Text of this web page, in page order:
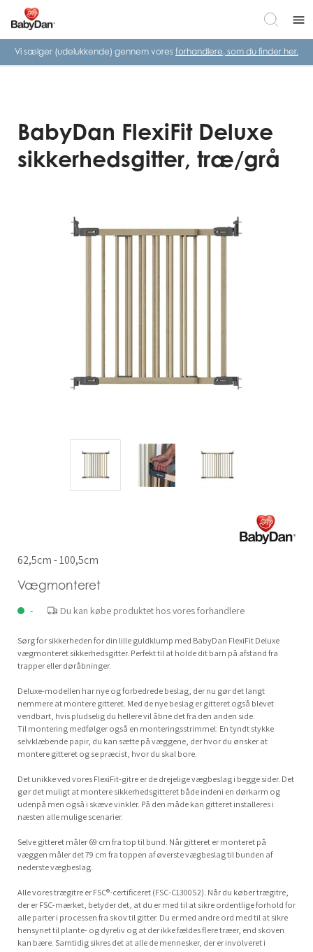
menu
Vi sælger (udelukkende) gennem vores forhandlere, som du finder her.
62,5cm - 100,5cm
Vægmonteret
- Du kan købe produktet hos vores forhandlere
Sørg for sikkerheden for din lille guldklump med BabyDan FlexiFit Deluxe
vægmonteret sikkerhedsgitter. Perfekt til at holde dit barn på afstand fra
trapper eller døråbninger.
Deluxe-modellen har nye og forbedrede beslag, der nu gør det langt
nemmere at montere gitteret. Med de nye beslag er gitteret også blevet
vendbart, hvis pludselig du hellere vil åbne det fra den anden side.
Til montering medfølger også en monteringsstrimmel: En tyndt stykke
selvklæbende papir, du kan sætte på væggene, der hvor du ønsker at
montere gitteret og se præcist, hvor du skal bore.
Det unikke ved vores FlexiFit-gitre er de drejelige vægbeslag i begge sider. Det
gør det muligt at montere sikkerhedsgitteret både indeni en dørkarm og
udenpå men også i skæve vinkler. På den måde kan gitteret installeres i
næsten alle mulige scenarier.
Selve gitteret måler 69 cm fra top til bund. Når gitteret er monteret på
væggen måler det 79 cm fra toppen af øverste vægbeslag til bunden af
nederste vægbeslag.
Alle vores trægitre er FSC®-certificeret (FSC-C130052). Når du køber trægitre,
der er FSC-mærket, betyder det, at du er med til at sikre ordentlige forhold for
alle parter i processen fra skov til gitter. Du er med andre ord med til at sikre
hensynet til plante- og dyreliv og at der ikke fældes flere træer, end skoven
kan bære. Samtidig sikres det at alle de mennesker, der er involveret i
BabyDan FlexiFit Deluxe
sikkerhedsgitter, træ/grå